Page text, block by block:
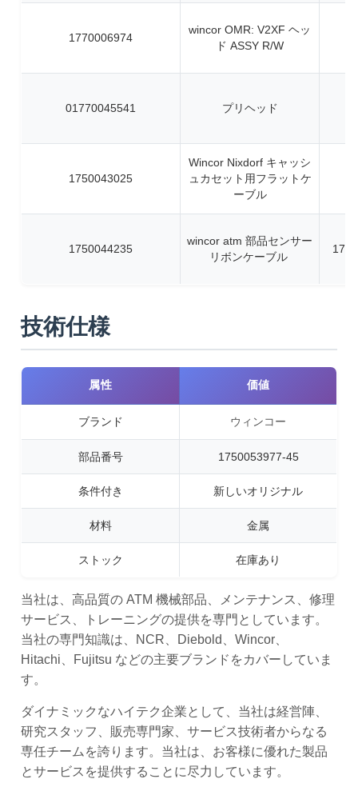
1770006974
wincor OMR: V2XF ヘッ
ド ASSY R/W
01770045541 プリヘッド
1750043025
Wincor Nixdorf キャッシ
ュカセット用フラットケ
ーブル
1750044235
wincor atm 部品センサー
リボンケーブル
技術仕様
属性 価値
ブランド ウィンコー
部品番号 1750053977-45
条件付き 新しいオリジナル
材料 金属
ストック 在庫あり
当社は、高品質の ATM 機械部品、メンテナンス、修理
サービス、トレーニングの提供を専門としています。
当社の専門知識は、NCR、Diebold、Wincor、
Hitachi、Fujitsu などの主要ブランドをカバーしていま
す。
ダイナミックなハイテク企業として、当社は経営陣、
研究スタッフ、販売専門家、サービス技術者からなる
専任チームを誇ります。当社は、お客様に優れた製品
とサービスを提供することに尽力しています。